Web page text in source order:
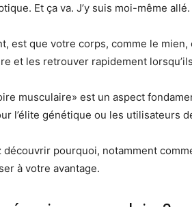
Et ça va. J’y suis moi-même allé.
est que votre corps, comme le mien,
et les retrouver rapidement
musculaire» est un aspect
l’élite génétique ou les utilisateurs
découvrir pourquoi, notamment
à votre avantage.